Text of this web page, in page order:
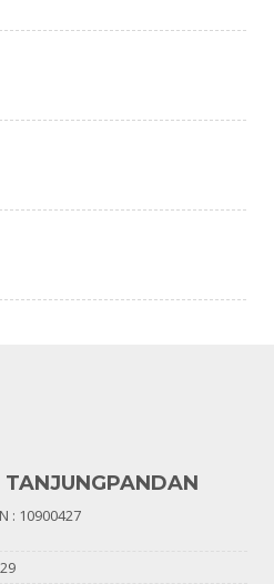
TANJUNGPANDAN
: 10900427